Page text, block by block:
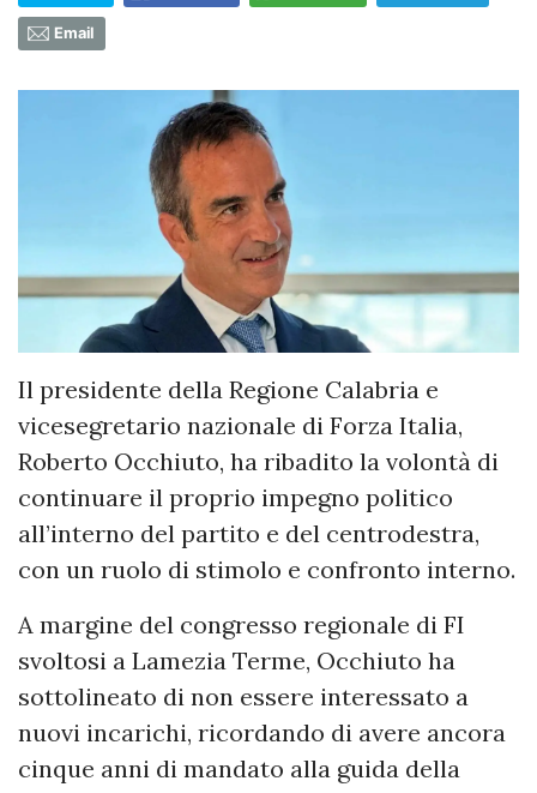
Email
Il presidente della Regione Calabria e
vicesegretario nazionale di Forza Italia,
Roberto Occhiuto, ha ribadito la volontà di
continuare il proprio impegno politico
all’interno del partito e del centrodestra,
con un ruolo di stimolo e confronto interno.
A margine del congresso regionale di FI
svoltosi a Lamezia Terme, Occhiuto ha
sottolineato di non essere interessato a
nuovi incarichi, ricordando di avere ancora
cinque anni di mandato alla guida della